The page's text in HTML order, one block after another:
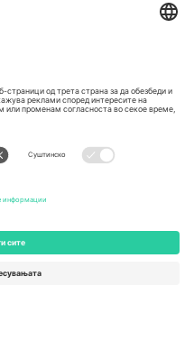
167 City Road, London, Greater
Kingdom
Engelberg, Switzerland